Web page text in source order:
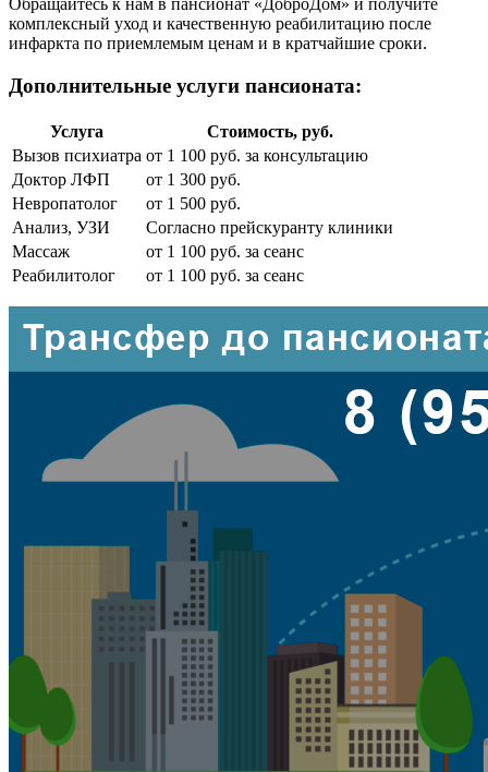
Обращайтесь к нам в пансионат «ДоброДом» и получите
комплексный уход и качественную реабилитацию после
инфаркта по приемлемым ценам и в кратчайшие сроки.
Дополнительные услуги пансионата:
Услуга
Стоимость, руб.
Вызов психиатра от 1 100 руб. за консультацию
Доктор ЛФП
от 1 300 руб.
Невропатолог
от 1 500 руб.
Анализ, УЗИ
Согласно прейскуранту клиники
Массаж
от 1 100 руб. за сеанс
Реабилитолог
от 1 100 руб. за сеанс